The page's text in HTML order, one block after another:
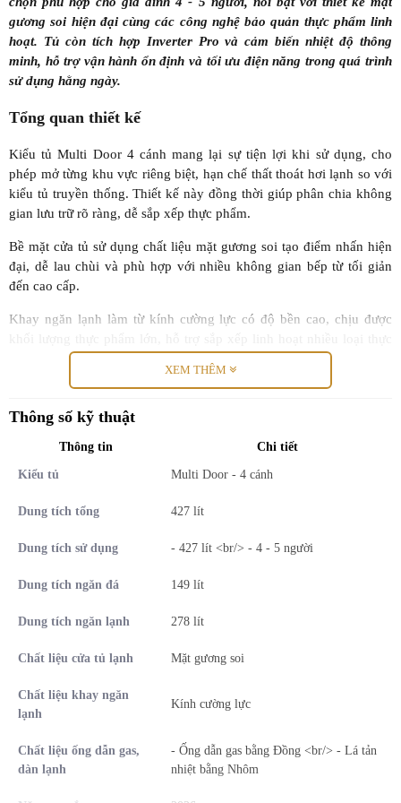
gương soi hiện đại cùng các công nghệ bảo quản thực phẩm linh
hoạt. Tủ còn tích hợp Inverter Pro và cảm biến nhiệt độ thông
minh, hỗ trợ vận hành ổn định và tối ưu điện năng trong quá trình
sử dụng hằng ngày.
Tổng quan thiết kế
Kiểu tủ Multi Door 4 cánh mang lại sự tiện lợi khi sử dụng, cho
phép mở từng khu vực riêng biệt, hạn chế thất thoát hơi lạnh so với
kiểu tủ truyền thống. Thiết kế này đồng thời giúp phân chia không
gian lưu trữ rõ ràng, dễ sắp xếp thực phẩm.
Bề mặt cửa tủ sử dụng chất liệu mặt gương soi tạo điểm nhấn hiện
đại, dễ lau chùi và phù hợp với nhiều không gian bếp từ tối giản
đến cao cấp.
Khay ngăn lạnh làm từ kính cường lực có độ bền cao, chịu được
phẩm khác nhau.
Thiết kế cửa tủ lạnh có thể kéo ra hoàn toàn khi mở ở góc 90 độ,
giúp thao tác lấy thực phẩm thuận tiện hơn ngay cả khi đặt tủ sát
*Hình ảnh chỉ mang tính chất minh họa
Ngăn lạnh dung tích 278 lít cung cấp không gian lưu trữ rộng rãi
XEM THÊM
Thông số kỹ thuật
Thông tin Chi tiết
Kiểu tủ Multi Door - 4 cánh
Dung tích tổng 427 lít
Dung tích sử dụng - 427 lít <br/> - 4 - 5 người
Dung tích ngăn đá 149 lít
Dung tích ngăn lạnh 278 lít
Chất liệu cửa tủ lạnh Mặt gương soi
Chất liệu khay ngăn
lạnh
Kính cường lực
Chất liệu ống dẫn gas,
dàn lạnh
- Ống dẫn gas bằng Đồng <br/> - Lá tản
nhiệt bằng Nhôm